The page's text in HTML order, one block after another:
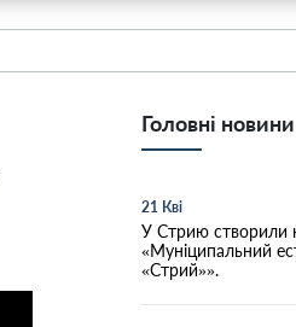
Головні новини
21 Кві
У Стрию створили
«Муніципальний
«Стрий»».